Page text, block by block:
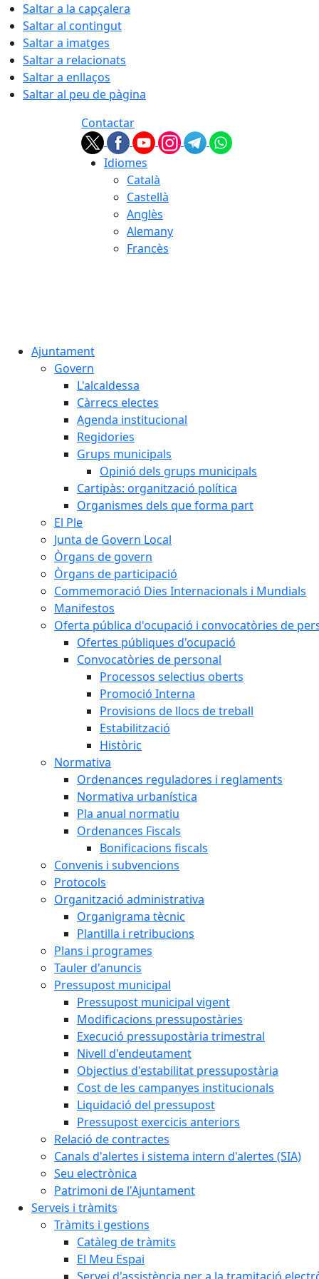
Saltar a la capçalera
Saltar al contingut
Saltar a imatges
Saltar a relacionats
Saltar a enllaços
Saltar al peu de pàgina
Contactar
Idiomes
Català
Castellà
Anglès
Alemany
Francès
Ajuntament
Govern
L'alcaldessa
Càrrecs electes
Agenda institucional
Regidories
Grups municipals
Opinió dels grups municipals
Cartipàs: organització política
Organismes dels que forma part
El Ple
Junta de Govern Local
Òrgans de govern
Òrgans de participació
Commemoració Dies Internacionals i Mundials
Manifestos
Oferta pública d'ocupació i convocatòries de
Ofertes públiques d'ocupació
Convocatòries de personal
Processos selectius oberts
Promoció Interna
Provisions de llocs de treball
Estabilització
Històric
Normativa
Ordenances reguladores i reglaments
Normativa urbanística
Pla anual normatiu
Ordenances Fiscals
Bonificacions fiscals
Convenis i subvencions
Protocols
Organització administrativa
Organigrama tècnic
Plantilla i retribucions
Plans i programes
Tauler d'anuncis
Pressupost municipal
Pressupost municipal vigent
Modificacions pressupostàries
Execució pressupostària trimestral
Nivell d'endeutament
Objectius d'estabilitat pressupostària
Cost de les campanyes institucionals
Liquidació del pressupost
Pressupost exercicis anteriors
Relació de contractes
Canals d'alertes i sistema intern d'alertes (SIA)
Seu electrònica
Patrimoni de l'Ajuntament
Serveis i tràmits
Tràmits i gestions
Catàleg de tràmits
El Meu Espai